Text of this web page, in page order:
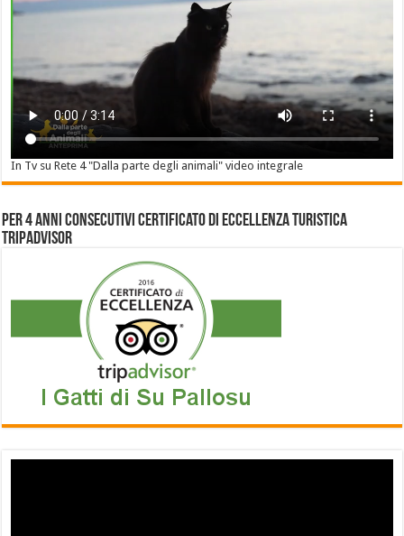
In Tv su Rete 4 "Dalla parte degli animali" video integrale
Per 4 anni consecutivi Certificato di Eccellenza Turistica
Tripadvisor